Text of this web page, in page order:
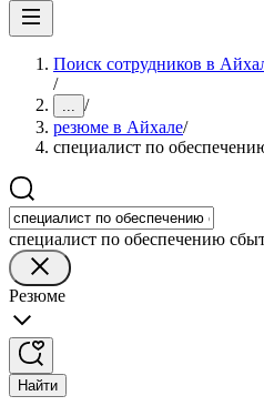
Поиск сотрудников в
/
... /
резюме в Айхале/
специалист по
специалист по обеспечению
Резюме
Найти